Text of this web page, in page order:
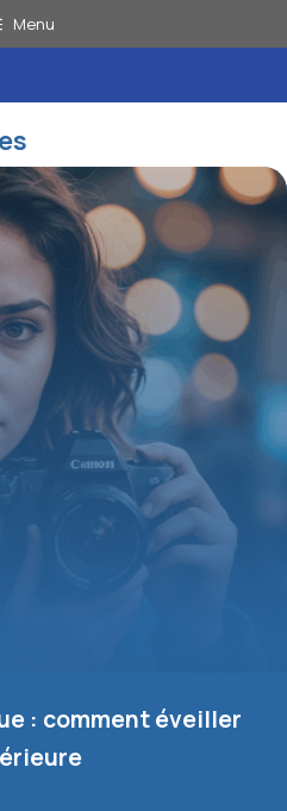
Menu
: comment éveiller